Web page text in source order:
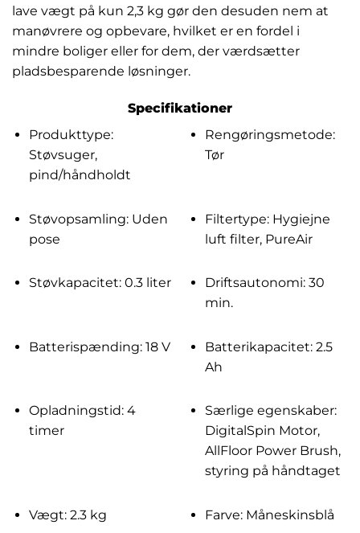
lave vægt på kun 2,3 kg gør den desuden nem at
manøvrere og opbevare, hvilket er en fordel i
mindre boliger eller for dem, der værdsætter
pladsbesparende løsninger.
Specifikationer
Produkttype:
Støvsuger,
pind/håndholdt
Rengøringsmetode:
Tør
Støvopsamling: Uden
pose
Filtertype: Hygiejne
luft filter, PureAir
Støvkapacitet: 0.3 liter
Driftsautonomi: 30
min.
Batterispænding: 18 V
Batterikapacitet: 2.5
Ah
Opladningstid: 4
timer
Særlige egenskaber:
DigitalSpin Motor,
AllFloor Power Brush,
styring på håndtaget
Vægt: 2.3 kg Farve: Måneskinsblå